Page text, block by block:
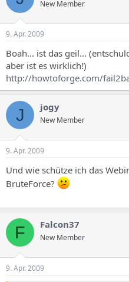
New Member
9. Apr. 2009
Boah... ist das geil...
aber ist es wirklich!)
http://howtoforge.com/
J jogy
New Member
9. Apr. 2009
Und wie schütze ich das
BruteForce?
F Falcon37
New Member
9. Apr. 2009